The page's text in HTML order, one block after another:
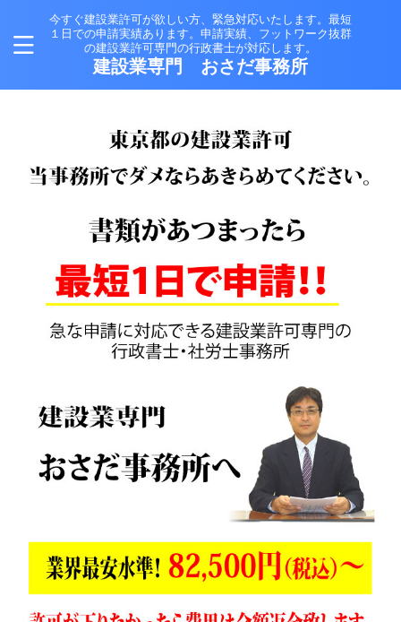
今すぐ建設業許可が欲しい方、緊急対応いたします。最短
１日での申請実績あります。申請実績、フットワーク抜群
の建設業許可専門の行政書士が対応します。
建設業専門 おさだ事務所